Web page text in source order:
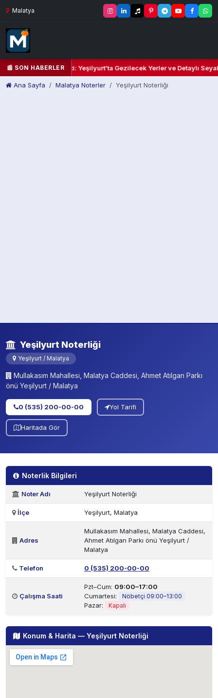
Malatya
📰 SON HABERLER
ve Kültür Cenneti: Yeşilyurt’ta Gezilecek Yerler ve Detaylı
Ana Sayfa Malatya Noterler Yeşilyurt Noterliği
Yeşilyurt Noterliği
Yeşilyurt / Malatya
Mullakasım Mahallesi, Malatya Caddesi, Ahmet Atılgan Parkı
önü Yeşilyurt / Malatya
0 (535) 200-00-00 Yol Tarifi
Haritada Gör
Noterlik Bilgileri
Noter Adı Yeşilyurt Noterliği
İlçe Yeşilyurt, Malatya
Adres
Mullakasım Mahallesi, Malatya Caddesi,
Ahmet Atılgan Parkı önü Yeşilyurt /
Malatya
Telefon 0 (535) 200-00-00
Çalışma Saati
Pzt–Cum: 09:00–17:00
Cumartesi:
Nöbetçi 09:00–13:00
Pazar: Kapalı
Konum & Harita — Yeşilyurt Noterliği